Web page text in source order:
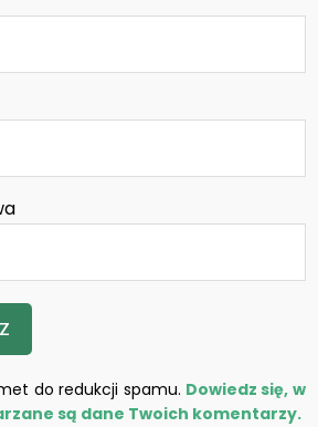
do redukcji spamu. Dowiedz się, w
są dane Twoich komentarzy.